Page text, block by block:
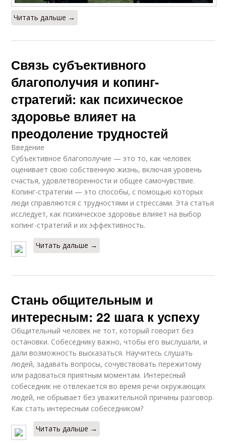
Читать дальше →
Связь субъективного
благополучия и копинг-
стратегий: как психическое
здоровье влияет на
преодоление трудностей
Введение
Субъективное благополучие — это то, как человек
оценивает свою собственную жизнь, включая уровень
счастья, удовлетворенности и общее самочувствие.
Копинг-стратегии — это способы, с помощью которых
люди справляются с трудностями и стрессами. Эта статья
исследует, как психическое здоровье влияет на выбор
копинг-стратегий и их эффективность.
Читать дальше →
Стань общительным и
интересным: 22 шага к успеху
Общительный человек не тот, который говорит без
остановки. Собеседнику важно, чтобы его выслушали, и
дали возможность высказаться. Научитесь слушать
людей, задавать вопросы, сочувствовать пережитому
или радоваться приятным моментам. Интересный
собеседник не отвлекается во время речи окружающих
людей, не обрывает без уважительной причины разговор.
Как стать интересным собеседником?
Читать дальше →